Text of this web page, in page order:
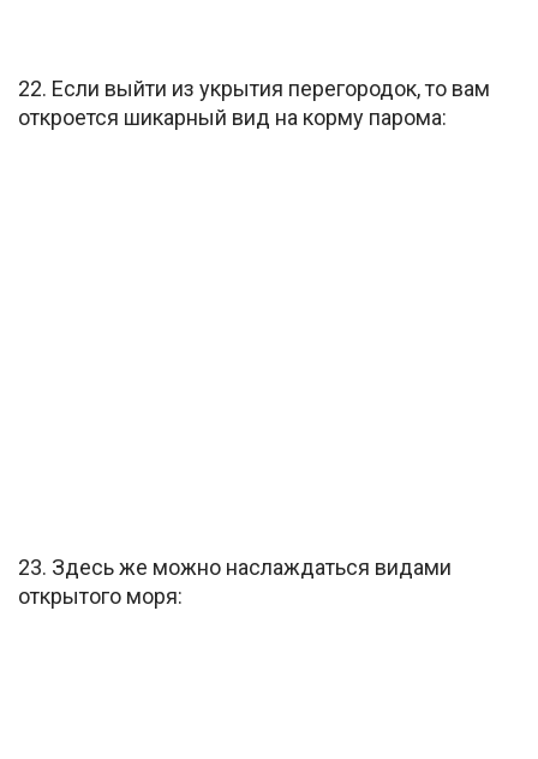
22. Если выйти из укрытия перегородок, то вам
откроется шикарный вид на корму парома:
23. Здесь же можно наслаждаться видами
открытого моря: